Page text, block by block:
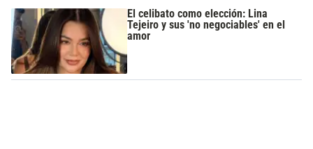
El celibato como elección: Lina
Tejeiro y sus 'no negociables' en el
amor